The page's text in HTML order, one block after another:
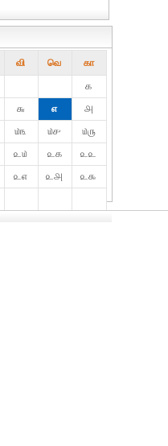
வி வெ கா
௧
௬ ௭
௮
௰௩ ௰௪
௰௫
௨௰ ௨௧
௨௨
௨௭ ௨௮
௨௯